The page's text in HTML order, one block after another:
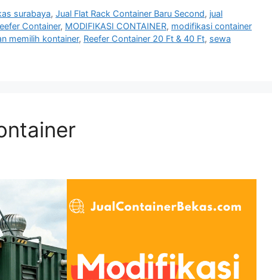
surabaya,Jual Flat Rack Container Baru Second, jual
Container, MODIFIKASI CONTAINER, modifikasi container
memilih kontainer, Reefer Container 20 Ft & 40 Ft, sewa